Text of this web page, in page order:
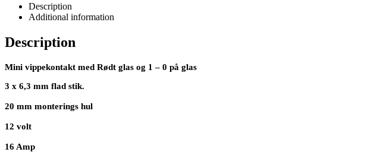
Description
Additional information
Description
Mini vippekontakt med Rødt glas og 1 – 0 på glas
3 x 6,3 mm flad stik.
20 mm monterings hul
12 volt
16 Amp